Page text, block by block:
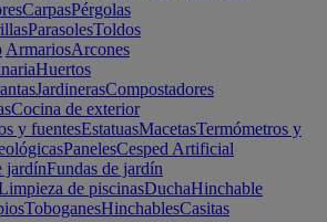
CarpasPérgolas
ParasolesToldos
ArmariosArcones
Huertos
JardinerasCompostadores
Cocina de exterior
y fuentesEstatuasMacetasTermómetros y
PanelesCesped Artificial
jardínFundas de jardín
de piscinasDuchaHinchable
ToboganesHinchablesCasitas